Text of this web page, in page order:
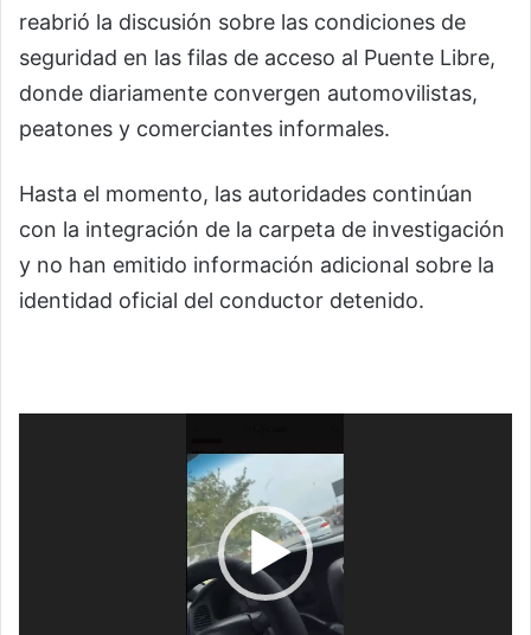
reabrió la discusión sobre las condiciones de
seguridad en las filas de acceso al Puente Libre,
donde diariamente convergen automovilistas,
peatones y comerciantes informales.
Hasta el momento, las autoridades continúan
con la integración de la carpeta de investigación
y no han emitido información adicional sobre la
identidad oficial del conductor detenido.